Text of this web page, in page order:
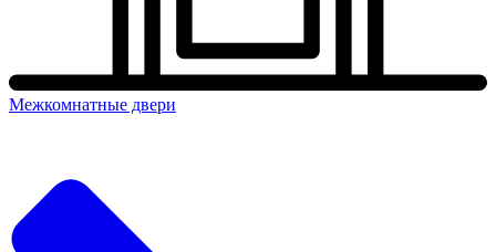
Межкомнатные двери